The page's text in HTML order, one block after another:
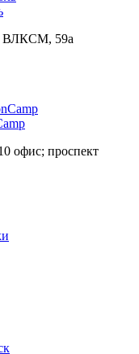
ВЛКСМ, 59а
офис; проспект